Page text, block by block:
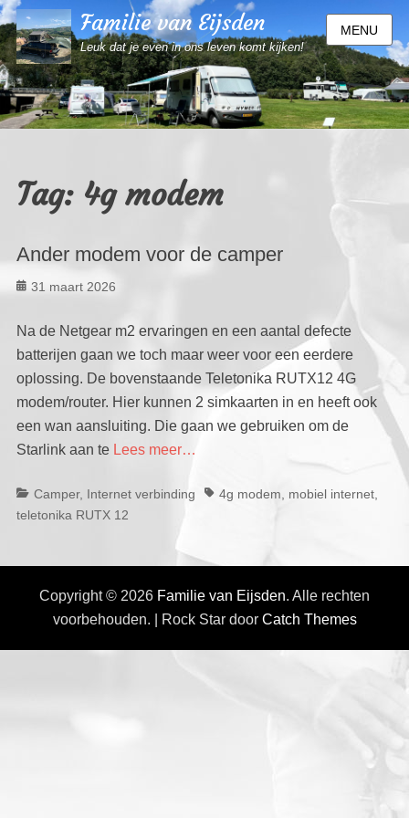
Familie van Eijsden
Leuk dat je even in ons leven komt kijken!
MENU
Tag: 4g modem
Ander modem voor de camper
Geplaatst
31 maart 2026
Na de Netgear m2 ervaringen en een aantal defecte
batterijen gaan we toch maar weer voor een eerdere
oplossing. De bovenstaande Teletonika RUTX12 4G
modem/router. Hier kunnen 2 simkaarten in en heeft ook
een wan aansluiting. Die gaan we gebruiken om de
Starlink aan te Lees meer…
Categorieën
Camper, Internet verbinding Tags4g modem mobiel internet,
teletonika RUTX 12
Copyright © 2026 Familie van Eijsden. Alle rechten
voorbehouden. | Rock Star door Catch Themes